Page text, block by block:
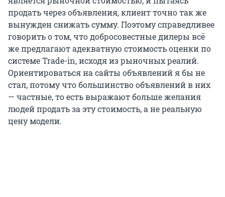
продать через объявления, клиент точно так же
вынужден снижать сумму. Поэтому справедливее
говорить о том, что добросовестные дилеры всё
же предлагают адекватную стоимость оценки по
системе Trade-in, исходя из рыночных реалий.
Ориентироваться на сайты объявлений я бы не
стал, потому что большинство объявлений в них
— частные, то есть выражают больше желания
людей продать за эту стоимость, а не реальную
цену модели.